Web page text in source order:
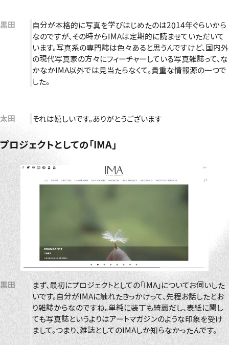
黒田
自分が本格的に写真を学びはじめたのは2014年ぐらいから
なのですが、その時からIMAは定期的に読ませていただいて
います。写真系の専門誌は色々あると思うんですけど、国内外
の現代写真家の方々にフィーチャーしている写真雑誌って、な
かなかIMA以外では見当たらなくて。貴重な情報源の一つで
した。
太田 それは嬉しいです。ありがとうございます
プロジェクトとしての「IMA」
黒田
まず、最初にプロジェクトとしての「IMA」についてお伺いした
いです。自分がIMAに触れたきっかけって、先程お話したとお
り雑誌からなのですね。単純に装丁も綺麗だし、表紙に関し
ても写真誌というよりはアートマガジンのような印象を受け
まして。つまり、雑誌としてのIMAしか知らなかったんです。